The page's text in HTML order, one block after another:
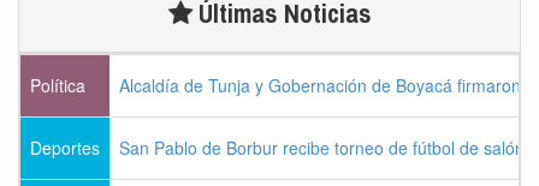
Últimas Noticias
Política Alcaldía de Tunja y Gobernación de Boyacá firmaron
Deportes San Pablo de Borbur recibe torneo de fútbol de salón